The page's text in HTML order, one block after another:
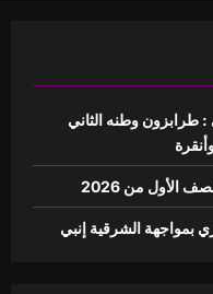
طرابزون وطنه الثاني
الأول من 2026
بمواجهة الشرقية إنبي